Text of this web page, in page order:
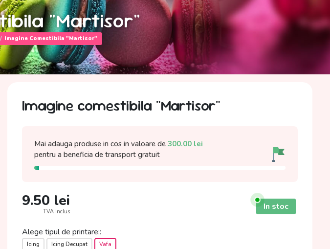
"Martisor"
Imagine Comestibila "Martisor"
Imagine comestibila "Martisor"
Mai adauga produse in cos in valoare de 300.00 lei
pentru a beneficia de transport gratuit
9.50 lei
TVA Inclus In stoc
Alege tipul de printare::
Icing Icing Decupat Vafa